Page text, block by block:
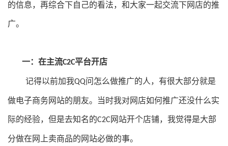
的信息，再综合下自己的看法，和大家一起交流下网店的推
广。
一：在主流C2C平台开店
记得以前加我QQ问怎么做推广的人，有很大部分就是
做电子商务网站的朋友。当时我对网店如何推广还没什么实
际的经验，但是去知名的C2C 网站开个店铺，我觉得是大部
分做在网上卖商品的网站必做的事。